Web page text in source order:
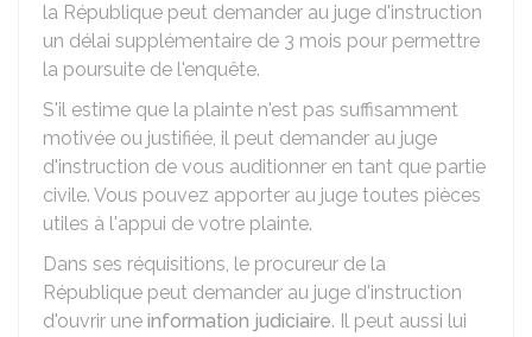
la République peut demander au juge d'instruction
un délai supplémentaire de 3 mois pour permettre
la poursuite de l'enquête.
S'il estime que la plainte n'est pas suffisamment
motivée ou justifiée, il peut demander au juge
d'instruction de vous auditionner en tant que partie
civile. Vous pouvez apporter au juge toutes pièces
utiles à l'appui de votre plainte.
Dans ses réquisitions, le procureur de la
République peut demander au juge d'instruction
d'ouvrir une information judiciaire. Il peut aussi lui